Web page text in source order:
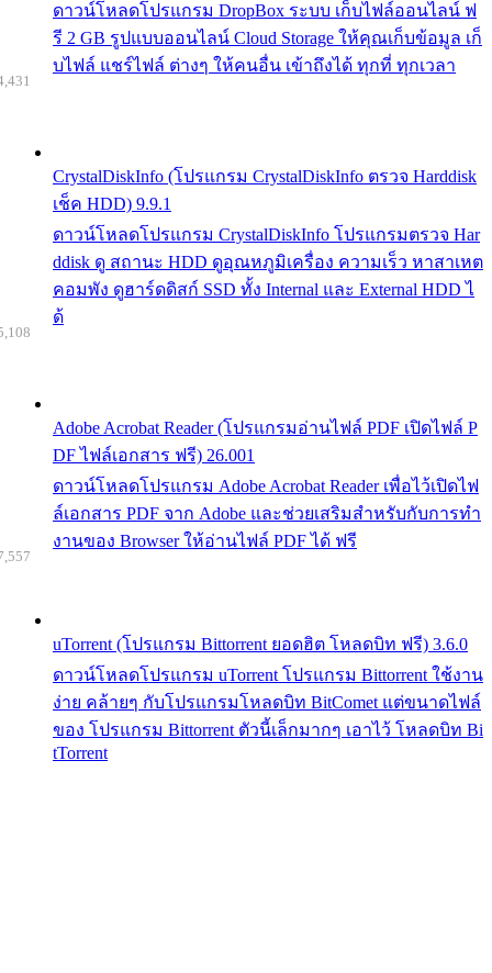
ดาวน์โหลดโปรแกรม DropBox ระบบ เก็บไฟล์ออนไลน์ ฟ
รี 2 GB รูปแบบออนไลน์ Cloud Storage ให้คุณเก็บข้อมูล เก็
บไฟล์ แชร์ไฟล์ ต่างๆ ให้คนอื่น เข้าถึงได้ ทุกที่ ทุกเวลา
CrystalDiskInfo (โปรแกรม CrystalDiskInfo ตรวจ Harddisk
เช็ค HDD) 9.9.1
ดาวน์โหลดโปรแกรม CrystalDiskInfo โปรแกรมตรวจ Har
ddisk ดู สถานะ HDD ดูอุณหภูมิเครื่อง ความเร็ว หาสาเหต
คอมพัง ดูฮาร์ดดิสก์ SSD ทั้ง Internal และ External HDD ไ
ด้
Adobe Acrobat Reader (โปรแกรมอ่านไฟล์ PDF เปิดไฟล์ P
DF ไฟล์เอกสาร ฟรี) 26.001
ดาวน์โหลดโปรแกรม Adobe Acrobat Reader เพื่อไว้เปิดไฟ
ล์เอกสาร PDF จาก Adobe และช่วยเสริมสำหรับกับการทำ
งานของ Browser ให้อ่านไฟล์ PDF ได้ ฟรี
uTorrent (โปรแกรม Bittorrent ยอดฮิต โหลดบิท ฟรี) 3.6.0
ดาวน์โหลดโปรแกรม uTorrent โปรแกรม Bittorrent ใช้งาน
ง่าย คล้ายๆ กับโปรแกรมโหลดบิท BitComet แต่ขนาดไฟล์
ของ โปรแกรม Bittorrent ตัวนี้เล็กมากๆ เอาไว้ โหลดบิท Bi
tTorrent